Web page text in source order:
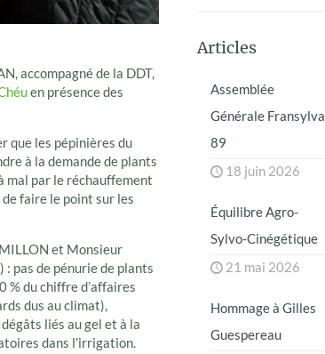
accompagné de la DDT,
en présence des
que les pépinières du
à la demande de plants
mal par le réchauffement
faire le point sur les
et Monsieur
: pas de pénurie de plants
% du chiffre d’affaires
dus au climat),
liés au gel et à la
dans l’irrigation.
Articles
Assemblée
Générale Fransylva
89
18 juin 2026
Équilibre Agro-
Sylvo-Cinégétique
21 mai 2026
Hommage à Gilles
Guespereau